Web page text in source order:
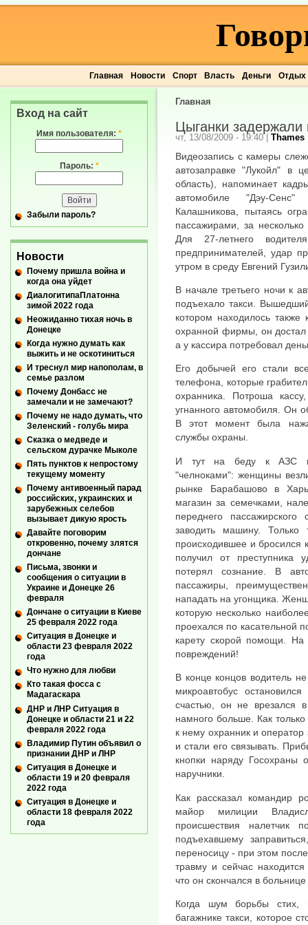
Главная Новости Спорт Власть Деньги Отдых
Главная
Цыганки задержали
чт, 13/08/2009 - 19:40| Thames
Видеозапись с камеры
автозаправке "Лукойл" в
область), напоминает
автомобиле "Дэу-Сенс"
Калашникова, пытаясь
пассажирами, за
Для 27-летнего
предпринимателей, удар
утром в среду Евгений
В начале третьего ночи к
подъехало такси.
котором находилось также
охранной фирмы, он достал
а у кассира потребовал
Его добычей его стали
телефона, которые
охранника. Потроша
угнанного автомобиля. Он
В этот момент была
службы охраны.
И тут на беду к АЗС
"челноками": женщины
рынке Барабашово в
магазин за семечками,
переднего
заводить машину. Только
происходившее и бросился
получил от преступника
потерял сознание. В
пассажиры,
нападать на угонщика.
которую несколько
проехался по касательной
карету скорой помощи. На
повреждений!
В конце концов водитель
микроавтобус
счастью, он не врезался
намного больше. Как
к нему охранник и оператор
и стали его связывать.
кнопки наряду Госохраны
наручники.
Как рассказал командир
майор милиции
происшествия налетчик
подъехавшему
переносицу - при этом
травму и сейчас
что он скончался в
Когда шум борьбы стих,
багажнике такси, которое
Вход на сайт
Имя пользователя: *
Пароль: *
Забыли пароль?
Новости
Почему пришла война и
когда она уйдет
ДиалогитипаПлатонна
зимой 2022 года
Неожиданно тихая ночь в
Донецке
Когда нужно думать как
выжить и не оскотиниться
И треснул мир напополам, в
семье разлом
Почему Донбасс не
замечали и не замечают?
Почему не надо думать, что
Зеленский - голубь мира
Сказка о медведе и
сельском дурачке Мыколе
Пять пунктов к непростому
текущему моменту
Почему антивоенный парад
российских, украинских и
зарубежных селебов
вызывает дикую ярость
Давайте поговорим
откровенно, почему злятся
дончане
Письма, звонки и
сообщения о ситуации в
Украине и Донецке 26
февраля
Дончане о ситуации в Киеве
25 февраля 2022 года
Ситуация в Донецке и
области 23 февраля 2022
года
Что нужно для любви
Кто такая фосса с
Мадагаскара
ДНР и ЛНР Ситуация в
Донецке и области 21 и 22
февраля 2022 года
Владимир Путин объявил о
признании ДНР и ЛНР
Ситуация в Донецке и
области 19 и 20 февраля
2022 года
Ситуация в Донецке и
области 18 февраля 2022
года